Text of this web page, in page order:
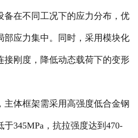
备在不同工况下的应力分布，优
部应力集中。同时，采用模块化
接刚度，降低动态载荷下的变形
体框架需采用高强度低合金钢
345MPa，抗拉强度达到470-